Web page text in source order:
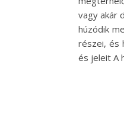
vagy akár
húzódik
részei, és
és jeleit A